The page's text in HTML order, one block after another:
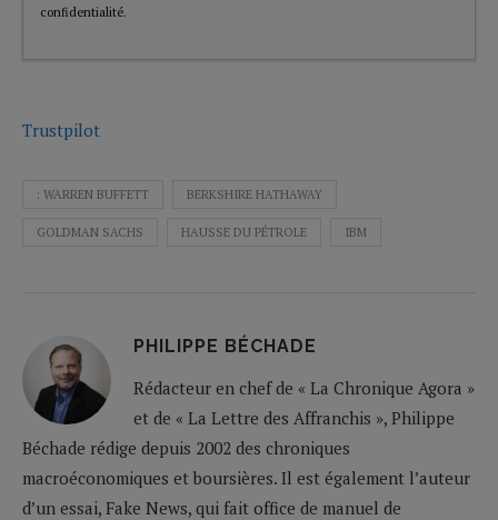
confidentialité.
Trustpilot
: WARREN BUFFETT BERKSHIRE HATHAWAY
GOLDMAN SACHS HAUSSE DU PÉTROLE IBM
PHILIPPE BÉCHADE
Rédacteur en chef de « La Chronique Agora »
et de « La Lettre des Affranchis », Philippe
Béchade rédige depuis 2002 des chroniques
macroéconomiques et boursières. Il est également l’auteur
d’un essai, Fake News, qui fait office de manuel de